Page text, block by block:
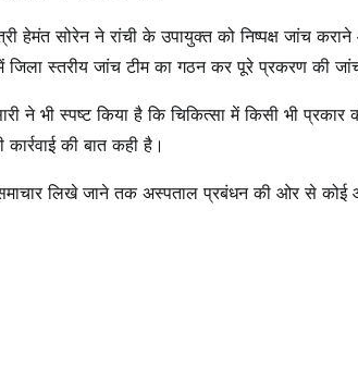
वा
ही
आ
;
हेमंत सोरेन ने रांची के उपायुक्त को निष्पक्ष जांच कराने
जिला स्तरीय जांच टीम का गठन कर पूरे प्रकरण की
ने भी स्पष्ट किया है कि चिकित्सा में किसी भी प्रकार
की बात कही है।
लिखे जाने तक अस्पताल प्रबंधन की ओर से कोई